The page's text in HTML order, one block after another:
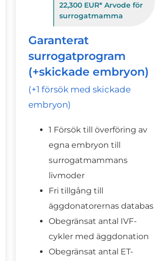
22,300 EUR* Arvode för
surrogatmamma
Garanterat
surrogatprogram
(+skickade embryon)
(+1 försök med skickade
embryon)
1 Försök till överföring av
egna embryon till
surrogatmammans
livmoder
Fri tillgång till
äggdonatorernas databas
Obegränsat antal IVF-
cykler med äggdonation
Obegränsat antal ET-